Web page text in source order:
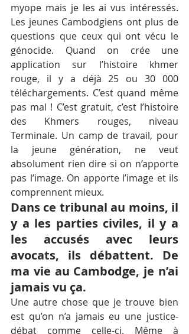
myope mais je les ai vus intéressés.
Les jeunes Cambodgiens ont plus de
questions que ceux qui ont vécu le
génocide. Quand on crée une
application sur l’histoire khmer
rouge, il y a déjà 25 ou 30 000
téléchargements. C’est quand même
pas mal ! C’est gratuit, c’est l’histoire
des Khmers rouges, niveau
Terminale. Un camp de travail, pour
la jeune génération, ne veut
absolument rien dire si on n’apporte
pas l’image. On apporte l’image et ils
comprennent mieux.
Dans ce tribunal au moins, il
y a les parties civiles, il y a
les accusés avec leurs
avocats, ils débattent. De
ma vie au Cambodge, je n’ai
jamais vu ça.
Une autre chose que je trouve bien
est qu’on n’a jamais eu une justice-
débat comme celle-ci. Même à